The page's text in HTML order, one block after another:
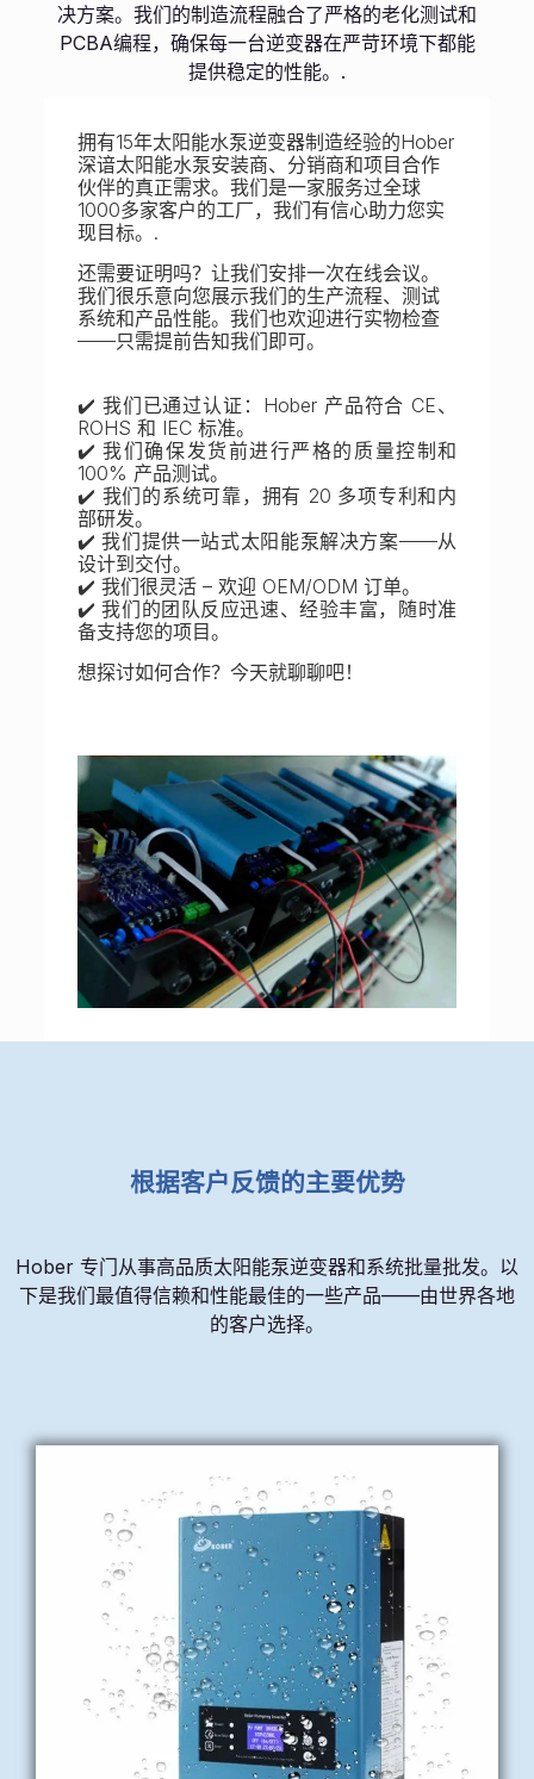
决方案。我们的制造流程融合了严格的老化测试和
PCBA编程，确保每一台逆变器在严苛环境下都能
提供稳定的性能。.
拥有15年太阳能水泵逆变器制造经验的Hober
深谙太阳能水泵安装商、分销商和项目合作
伙伴的真正需求。我们是一家服务过全球
1000多家客户的工厂，我们有信心助力您实
现目标。.
还需要证明吗？让我们安排一次在线会议。
我们很乐意向您展示我们的生产流程、测试
系统和产品性能。我们也欢迎进行实物检查
——只需提前告知我们即可。
✔️ 我们已通过认证：Hober 产品符合 CE、
ROHS 和 IEC 标准。
✔️ 我们确保发货前进行严格的质量控制和
100% 产品测试。
✔️ 我们的系统可靠，拥有 20 多项专利和内
部研发。
✔️ 我们提供一站式太阳能泵解决方案——从
设计到交付。
✔️ 我们很灵活 – 欢迎 OEM/ODM 订单。
✔️ 我们的团队反应迅速、经验丰富，随时准
备支持您的项目。
想探讨如何合作？今天就聊聊吧！
根据客户反馈的主要优势
Hober 专门从事高品质太阳能泵逆变器和系统批量批发。以
下是我们最值得信赖和性能最佳的一些产品——由世界各地
的客户选择。